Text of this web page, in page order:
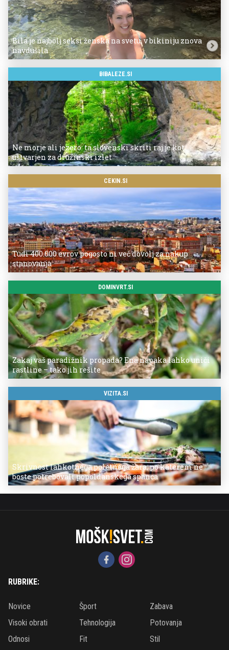
Bila je najbolj seksi ženska na svetu, v bikiniju znova
navdušila
BIBALEZE.SI
Ne morje ali jezero: ta slovenski skriti raj je kot
ustvarjen za družinski izlet
CEKIN.SI
Tudi 400.000 evrov pogosto ni več dovolj za nakup
stanovanja
DOMINVRT.SI
Zakaj vaš paradižnik propada? Ena napaka lahko uniči
rastline – tako jih rešite
VIZITA.SI
Skrivnost lahkotnega poletnega žara, po katerem ne
boste potrebovali popoldanskega spanca
RUBRIKE:
Novice Šport
Zabava
Visoki obrati
Tehnologija
Potovanja
Odnosi
Fit Stil